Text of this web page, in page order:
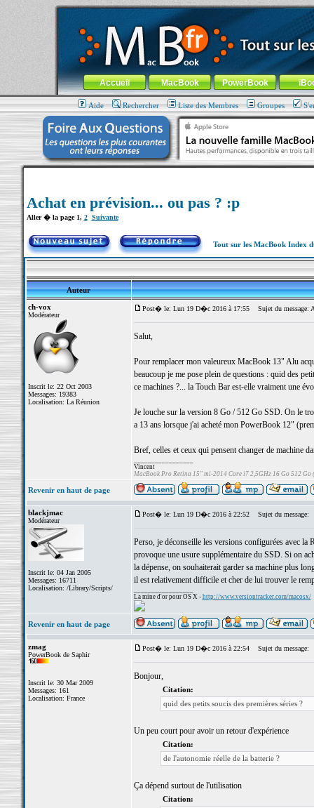
MacBook-fr.com : 100% Apple... 100% nomade !
Aller au contenu-Aller au menu général-Aller au menu de
Menu général
Accueil MacBook PowerBook
Aide Rechercher Liste des Membres Groupes
Achat en prévision... ou pas ? :p
Aller � la page 1, 2 Suivante
Tout sur les MacBook Index
Auteur
ch-vox
Modérateur
Inscrit le: 22 Oct 2003
Messages: 19383
Localisation: La Réunion
Post� le: Lun 19 D�c 2016 à 17:55 Sujet du message:
Salut,
Pour remplacer mon valeureux MacBook 13" Alu
beaucoup je me pose plein de questions : quid des
ce machines ?... la Touch Bar est-elle vraiment une
Je louche sur la version 8 Go / 512 Go SSD. On le
a 13 ans lorsque j'ai acheté mon PowerBook 12"
Bref, celles et ceux qui pensent changer de machine
Vincent
MacBook Pro Retina 15" mi-2014 Core i7 2,5GHz 16 Go 512 Go
Revenir en haut de page
blackjmac
Modérateur
Inscrit le: 04 Jan 2005
Messages: 16711
Localisation: /Library/Scripts/
Post� le: Lun 19 D�c 2016 à 22:52 Sujet du message:
Perso, je déconseille les versions configurées avec
provoque une usure supplémentaire du SSD. Si on
la dépense, on souhaiterait garder sa machine plus
il est relativement difficile et cher de lui trouver le
La mine d'or pour OS X - http://www.versiontracker.com/macosx/
Revenir en haut de page
zmag
PowerBook de Saphir
Inscrit le: 30 Mar 2009
Messages: 161
Localisation: France
Post� le: Lun 19 D�c 2016 à 22:54 Sujet du message:
Bonjour,
Citation:
quid des petits soucis des premières séries ?
Un peu court pour avoir un retour d'expérience
Citation:
de l'autonomie réelle de la batterie ?
Ça dépend surtout de l'utilisation
Citation: